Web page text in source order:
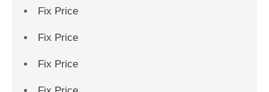
Fix Price
Fix Price
Fix Price